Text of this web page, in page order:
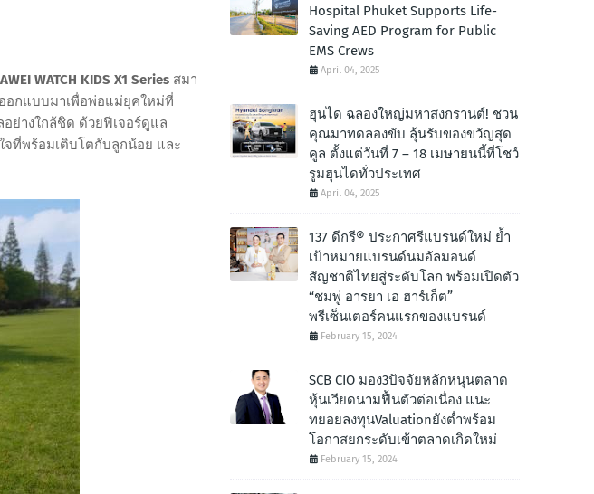
WATCH KIDS X1 Series สมา
อกแบบมาเพื่อพ่อแม่ยุคใหม่ที่
ย่างใกล้ชิด ด้วยฟีเจอร์ดูแล
ที่พร้อมเติบโตกับลูกน้อย และ
Hospital Phuket Supports Life-
Saving AED Program for Public
EMS Crews
April 04, 2025
ฮุนได ฉลองใหญ่มหาสงกรานต์! ชวน
คุณมาทดลองขับ ลุ้นรับของขวัญสุด
คูล ตั้งแต่วันที่ 7 – 18 เมษายนนี้ที่โชว์
รูมฮุนไดทั่วประเทศ
April 04, 2025
137 ดีกรี® ประกาศรีแบรนด์ใหม่ ย้ำ
เป้าหมายแบรนด์นมอัลมอนด์
สัญชาติไทยสู่ระดับโลก พร้อมเปิดตัว
“ชมพู่ อารยา เอ ฮาร์เก็ต”
พรีเซ็นเตอร์คนแรกของแบรนด์
February 15, 2024
SCB CIO มอง3ปัจจัยหลักหนุนตลาด
หุ้นเวียดนามฟื้นตัวต่อเนื่อง แนะ
ทยอยลงทุนValuationยังต่ำพร้อม
โอกาสยกระดับเข้าตลาดเกิดใหม่
February 15, 2024